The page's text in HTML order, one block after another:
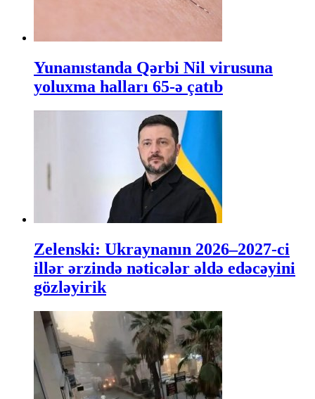
Yunanıstanda Qərbi Nil virusuna
yoluxma halları 65-ə çatıb
Zelenski: Ukraynanın 2026–2027-ci
illər ərzində nəticələr əldə edəcəyini
gözləyirik